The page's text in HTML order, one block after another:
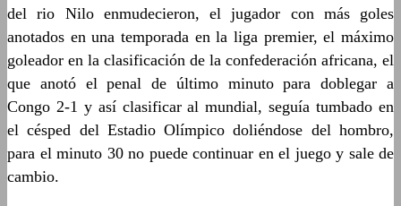
del rio Nilo enmudecieron, el jugador con más goles
anotados en una temporada en la liga premier, el máximo
goleador en la clasificación de la confederación africana, el
que anotó el penal de último minuto para doblegar a
Congo 2-1 y así clasificar al mundial, seguía tumbado en
el césped del Estadio Olímpico doliéndose del hombro,
para el minuto 30 no puede continuar en el juego y sale de
cambio.